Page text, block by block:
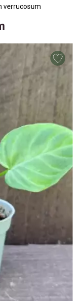
verrucosum